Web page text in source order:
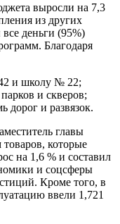
выросли на 7,3
из других
деньги (95%)
Благодаря
и школу № 22;
и скверов;
дорог и развязок.
главы
которые
на 1,6 % и составил
и соцсферы
Кроме того, в
ввели 1,721